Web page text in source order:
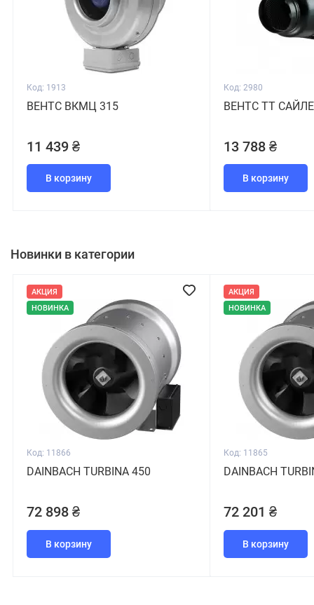
Код: 2980
ВЕНТС ТТ САЙЛЕНТ-М 150
13 788 ₴
В корзину
Код: 2063
ВЕНТС ТТ 100
3 180 ₴
В корзину
Новинки в категории
АКЦИЯ
НОВИНКА
Код: 11865
DAINBACH TURBINA 400 D
72 201 ₴
В корзину
АКЦИЯ
НОВИНКА
Код: 11864
DAINBACH
60 926 ₴
В корзину